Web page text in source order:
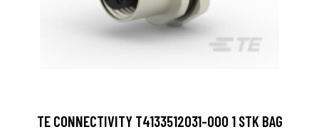
TE CONNECTIVITY T4133512031-000 1 STK BAG